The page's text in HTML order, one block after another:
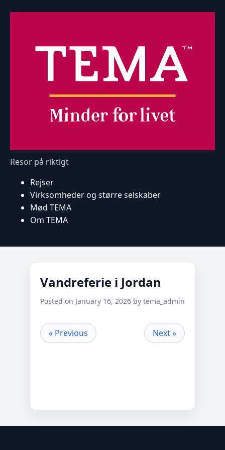
Resor på riktigt
Rejser
Virksomheder og større selskaber
Mød TEMA
Om TEMA
Vandreferie i Jordan
Posted on January 16, 2026 by tema_admin
« Previous Next »